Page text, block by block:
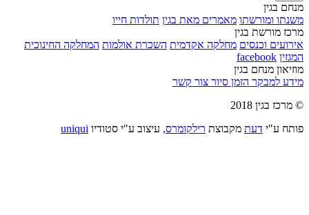
מנחם בגין
משנתו ומורשתו מאמרים מאת בגין תולדות חייו
מרכז מורשת בגין
אירועים וכנסים מחלקה אקדמית השכרת אולמות המחלקה החינוכית
המגזין facebook
מוזיאון מנחם בגין
מידע למבקר הזמן סיור צור קשר
© מרכז בגין 2018
פותח ע"י דעת מקבוצת רילקומרס, עיצוב ע"י סטודיו uniqui